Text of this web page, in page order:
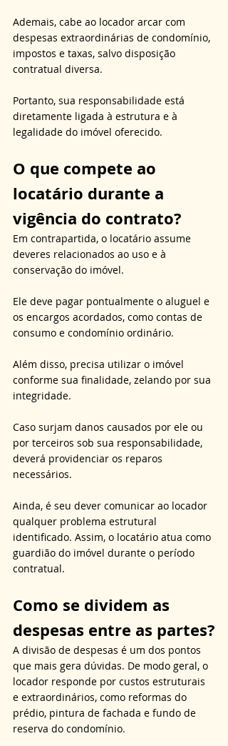
Ademais, cabe ao locador arcar com
despesas extraordinárias de condomínio,
impostos e taxas, salvo disposição
contratual diversa.
Portanto, sua responsabilidade está
diretamente ligada à estrutura e à
legalidade do imóvel oferecido.
O que compete ao
locatário durante a
vigência do contrato?
Em contrapartida, o locatário assume
deveres relacionados ao uso e à
conservação do imóvel.
Ele deve pagar pontualmente o aluguel e
os encargos acordados, como contas de
consumo e condomínio ordinário.
Além disso, precisa utilizar o imóvel
conforme sua finalidade, zelando por sua
integridade.
Caso surjam danos causados por ele ou
por terceiros sob sua responsabilidade,
deverá providenciar os reparos
necessários.
Ainda, é seu dever comunicar ao locador
qualquer problema estrutural
identificado. Assim, o locatário atua como
guardião do imóvel durante o período
contratual.
Como se dividem as
despesas entre as partes?
A divisão de despesas é um dos pontos
que mais gera dúvidas. De modo geral, o
locador responde por custos estruturais
e extraordinários, como reformas do
prédio, pintura de fachada e fundo de
reserva do condomínio.